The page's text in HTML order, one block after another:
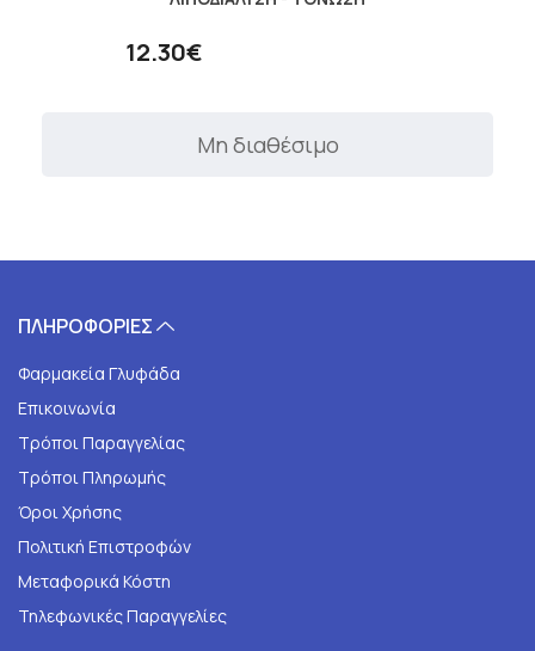
12.30€
Μη διαθέσιμο
ΠΛΗΡΟΦΟΡΙΕΣ
Φαρμακεία Γλυφάδα
Επικοινωνία
Τρόποι Παραγγελίας
Τρόποι Πληρωμής
Όροι Χρήσης
Πολιτική Επιστροφών
Μεταφορικά Κόστη
Τηλεφωνικές Παραγγελίες